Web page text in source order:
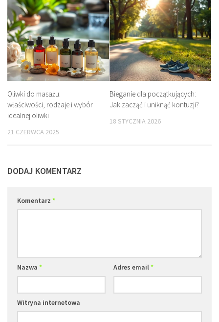
Oliwki do masażu:
właściwości, rodzaje i wybór
idealnej oliwki
21 CZERWCA 2025
Bieganie dla początkujących:
Jak zacząć i uniknąć kontuzji?
18 STYCZNIA 2026
DODAJ KOMENTARZ
Komentarz *
Nazwa * Adres email*
Witryna internetowa